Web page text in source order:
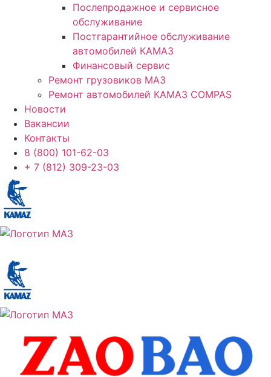
Послепродажное и сервисное
обслуживание
Постгарантийное обслуживание
автомобилей КАМАЗ
Финансовый сервис
Ремонт грузовиков МАЗ
Ремонт автомобилей КАМАЗ COMPAS
Новости
Вакансии
Контакты
8 (800) 101-62-03
+ 7 (812) 309-23-03